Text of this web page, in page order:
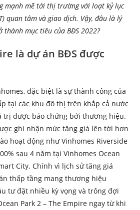
mạnh mẽ tới thị trường với loạt kỷ lục
quan tâm và giao dịch. Vậy, đâu là lý
thành mục tiêu của BĐS 2022?
là dự án BĐS được
đặc biệt là sự thành công của
tại các khu đô thị trên khắp cả nước
trị được bảo chứng bởi thương hiệu.
ghi nhận mức tăng giá lên tới hơn
hoạt động như Vinhomes Riverside
sau 4 năm tại Vinhomes Ocean
City. Chính vì lịch sử tăng giá
thấp tầng mang thương hiệu
tư đặt nhiều kỳ vọng và trông đợi
Park 2 – The Empire ngay từ khi